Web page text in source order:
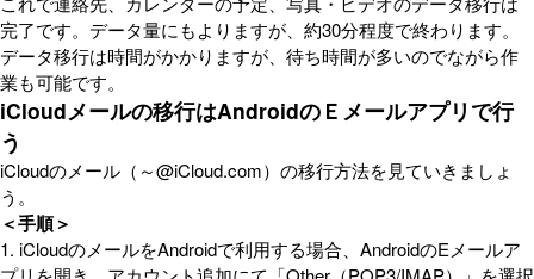
完了です。データ量にもよりますが、約30分程度で終わります。
データ移行は時間がかかりますが、待ち時間が多いのでながら作
業も可能です。
iCloudメールの移行はAndroidのＥメールアプリで行
う
iCloudのメール（～@iCloud.com）の移行方法を見ていきましょ
う。
＜手順＞
1. iCloudのメールをAndroidで利用する場合、AndroidのEメールア